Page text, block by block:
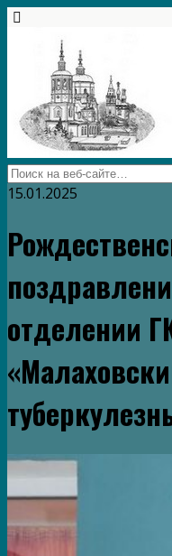
15.01.2025
отделении